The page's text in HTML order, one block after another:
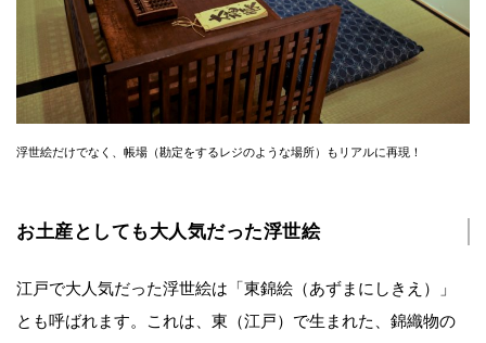
浮世絵だけでなく、帳場（勘定をするレジのような場所）もリアルに再現！
お土産としても大人気だった浮世絵
江戸で大人気だった浮世絵は「東錦絵（あずまにしきえ）」
とも呼ばれます。これは、東（江戸）で生まれた、錦織物の